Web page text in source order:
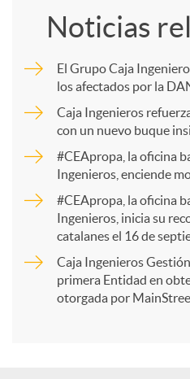
p
a
r
t
Noticias
El Grupo Caja
los afectados por la
Caja Ingenieros
con un nuevo buque
#CEApropa, la oficina
Ingenieros, enciende
#CEApropa, la oficina
Ingenieros, inicia su
catalanes el 16 de
Caja Ingenieros
primera Entidad en
otorgada por